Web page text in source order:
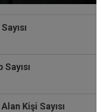
Sayısı
Kişi Sayısı